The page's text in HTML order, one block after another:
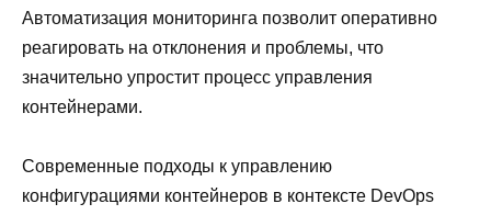
Автоматизация мониторинга позволит оперативно
реагировать на отклонения и проблемы, что
значительно упростит процесс управления
контейнерами.
Современные подходы к управлению
конфигурациями контейнеров в контексте DevOps